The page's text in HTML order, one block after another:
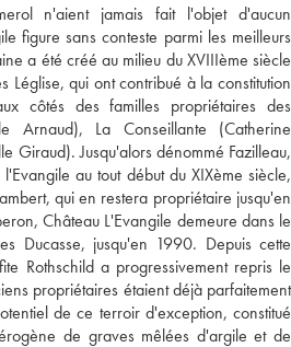
n'aient jamais fait l'objet d'aucun
figure sans conteste parmi les meilleurs
a été créé au milieu du XVIIIème siècle
Léglise, qui ont contribué à la constitution
côtés des familles propriétaires des
Arnaud), La Conseillante (Catherine
Giraud). Jusqu'alors dénommé Fazilleau,
au tout début du XIXème siècle,
qui en restera propriétaire jusqu'en
Château L'Evangile demeure dans le
Ducasse, jusqu'en 1990. Depuis cette
Rothschild a progressivement repris le
propriétaires étaient déjà parfaitement
de ce terroir d'exception, constitué
de graves mêlées d'argile et de